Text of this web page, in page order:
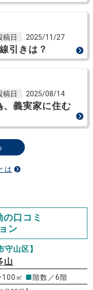
稿日 2025/11/27
引きは？
稿日 2025/08/14
義実家に住む
は
口コミ
ン
守山区】
山
㎡ ■階数／6階